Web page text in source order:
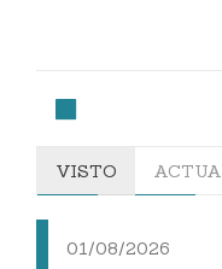
VISTO
01/08/2026